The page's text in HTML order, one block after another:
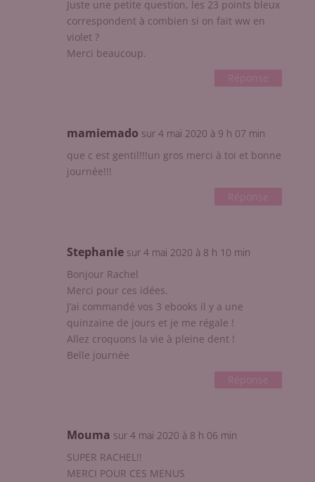
Juste une petite question, les 23 points bleux
correspondent à combien si on fait ww en
violet ?
Merci beaucoup.
Réponse
mamiemado sur 4 mai 2020 à 9 h 07 min
que c est gentil!!!un gros merci à toi et bonne
journée!!!
Réponse
Stephanie sur 4 mai 2020 à 8 h 10 min
Bonjour Rachel
Merci pour ces idées.
J’ai commandé vos 3 ebooks il y a une
quinzaine de jours et je me régale !
Allez croquons la vie à pleine dent !
Belle journée
Réponse
Mouma sur 4 mai 2020 à 8 h 06 min
SUPER RACHEL!!
MERCI POUR CES MENUS